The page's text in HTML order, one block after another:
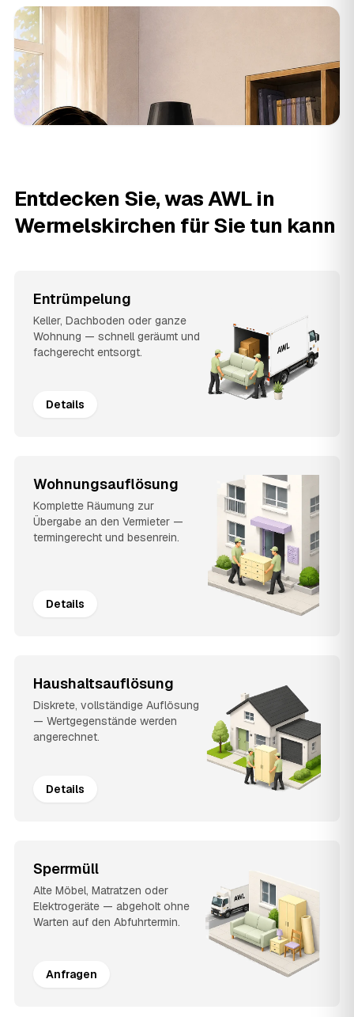
Entdecken Sie, was AWL in
Wermelskirchen für Sie tun kann
Entrümpelung
Keller, Dachboden oder ganze
Wohnung — schnell geräumt und
fachgerecht entsorgt.
Details
Wohnungsauflösung
Komplette Räumung zur
Übergabe an den Vermieter —
termingerecht und besenrein.
Details
Haushaltsauflösung
Diskrete, vollständige Auflösung
— Wertgegenstände werden
angerechnet.
Details
Sperrmüll
Alte Möbel, Matratzen oder
Elektrogeräte — abgeholt ohne
Warten auf den Abfuhrtermin.
Anfragen